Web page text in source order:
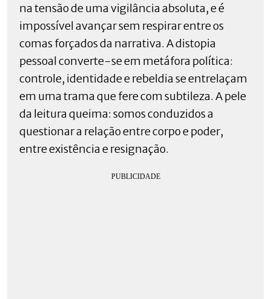
na tensão de uma vigilância absoluta, e é
impossível avançar sem respirar entre os
comas forçados da narrativa. A distopia
pessoal converte-se em metáfora política:
controle, identidade e rebeldia se entrelaçam
em uma trama que fere com subtileza. A pele
da leitura queima: somos conduzidos a
questionar a relação entre corpo e poder,
entre existência e resignação.